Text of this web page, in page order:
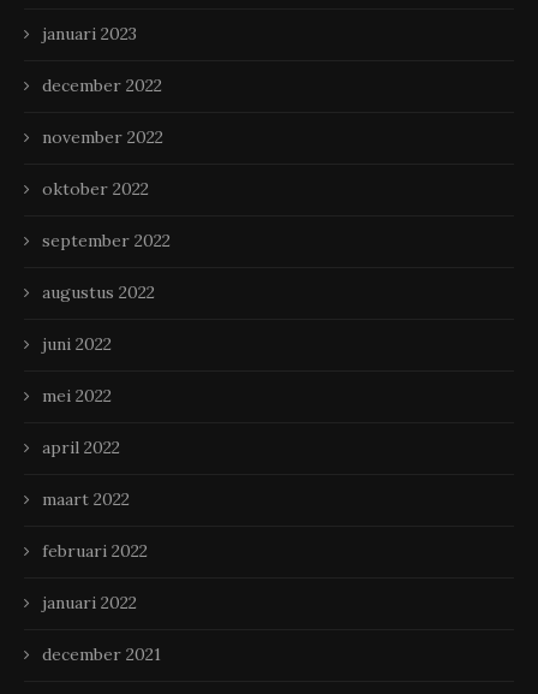
januari 2023
december 2022
november 2022
oktober 2022
september 2022
augustus 2022
juni 2022
mei 2022
april 2022
maart 2022
februari 2022
januari 2022
december 2021